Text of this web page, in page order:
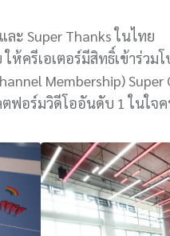
ละ Super Thanks ในไทย
ครีเอเตอร์มีสิทธิ์เข้าร่วม
Membership) Super
ฟอร์มวิดีโออันดับ 1 ในใจ